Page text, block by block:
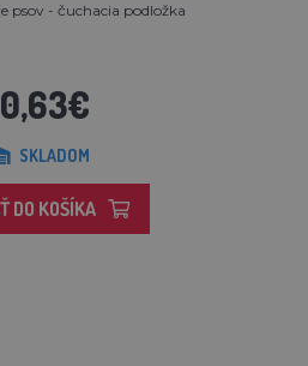
psov - čuchacia podložka
SKLADOM
DO KOŠÍKA